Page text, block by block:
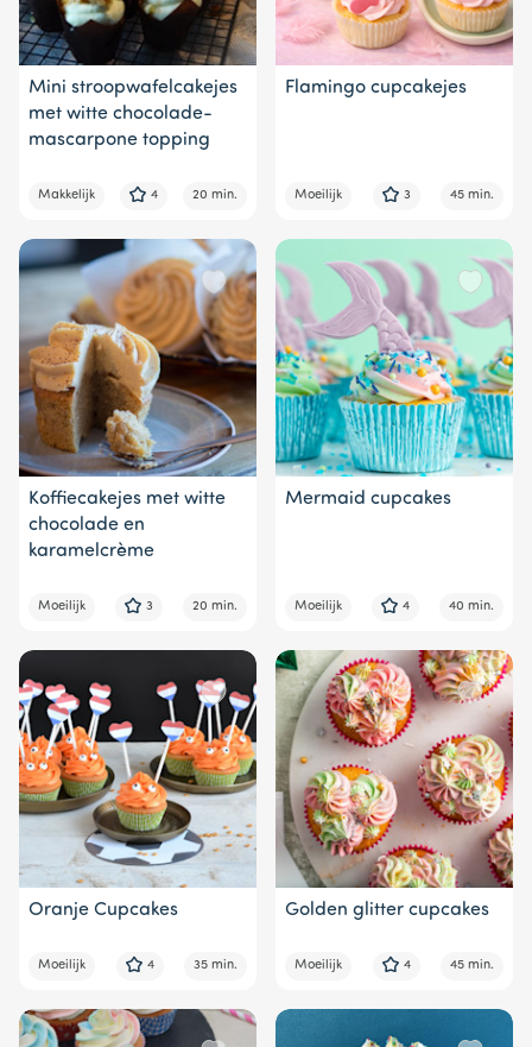
Mini stroopwafelcakejes
met witte chocolade-
mascarpone topping
Makkelijk 4 20 min.
Flamingo cupcakejes
Moeilijk 3 45 min.
Koffiecakejes met witte
chocolade en
karamelcrème
Moeilijk 3 20 min.
Mermaid cupcakes
Moeilijk 4 40 min.
Oranje Cupcakes
Moeilijk 4 35 min.
Golden glitter cupcakes
Moeilijk 4 45 min.